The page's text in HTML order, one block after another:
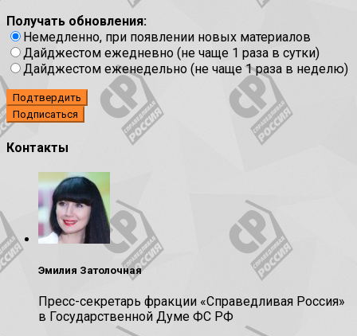
Получать обновления:
Немедленно, при появлении новых материалов
Дайджестом ежедневно (не чаще 1 раза в сутки)
Дайджестом еженедельно (не чаще 1 раза в неделю)
Подтвердить
Контакты
Эмилия Затолочная
Пресс-секретарь фракции «Справедливая Россия»
в Государственной Думе ФС РФ